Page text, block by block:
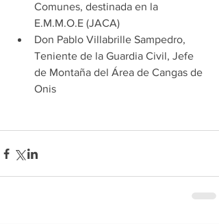
Comunes, destinada en la
E.M.M.O.E (JACA)
Don Pablo Villabrille Sampedro,
Teniente de la Guardia Civil, Jefe
de Montaña del Área de Cangas de
Onis